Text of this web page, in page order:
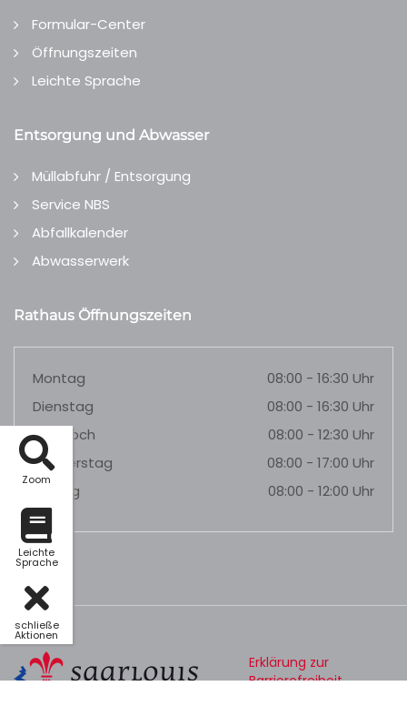
Zoom
Leichte
Sprache
schließe
Aktionen
Formular-Center
Öffnungszeiten
Leichte Sprache
Entsorgung und Abwasser
Müllabfuhr / Entsorgung
Service NBS
Abfallkalender
Abwasserwerk
Rathaus Öffnungszeiten
Montag
08:00 - 16:30 Uhr
Dienstag
08:00 - 16:30 Uhr
Mittwoch
08:00 - 12:30 Uhr
Donnerstag
08:00 - 17:00 Uhr
Freitag
08:00 - 12:00 Uhr
Erklärung zur
Barrierefreiheit